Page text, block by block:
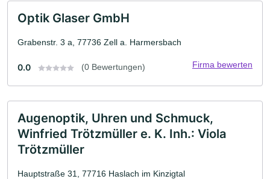
Optik Glaser GmbH
Grabenstr. 3 a, 77736 Zell a. Harmersbach
0.0 (0 Bewertungen) Firma bewerten
Augenoptik, Uhren und Schmuck,
Winfried Trötzmüller e. K. Inh.: Viola
Trötzmüller
Hauptstraße 31, 77716 Haslach im Kinzigtal